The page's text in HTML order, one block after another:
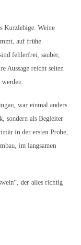
Kurzlebige. Weine
auf frühe
fehlerfrei, sauber,
Aussage reicht selten
war einmal anders
sondern als Begleiter
in der ersten Probe,
im langsamen
der alles richtig